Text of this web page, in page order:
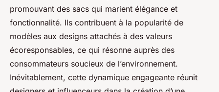
promouvant des sacs qui marient élégance et
fonctionnalité. Ils contribuent à la popularité de
modèles aux designs attachés à des valeurs
écoresponsables, ce qui résonne auprès des
consommateurs soucieux de l’environnement.
Inévitablement, cette dynamique engageante réunit